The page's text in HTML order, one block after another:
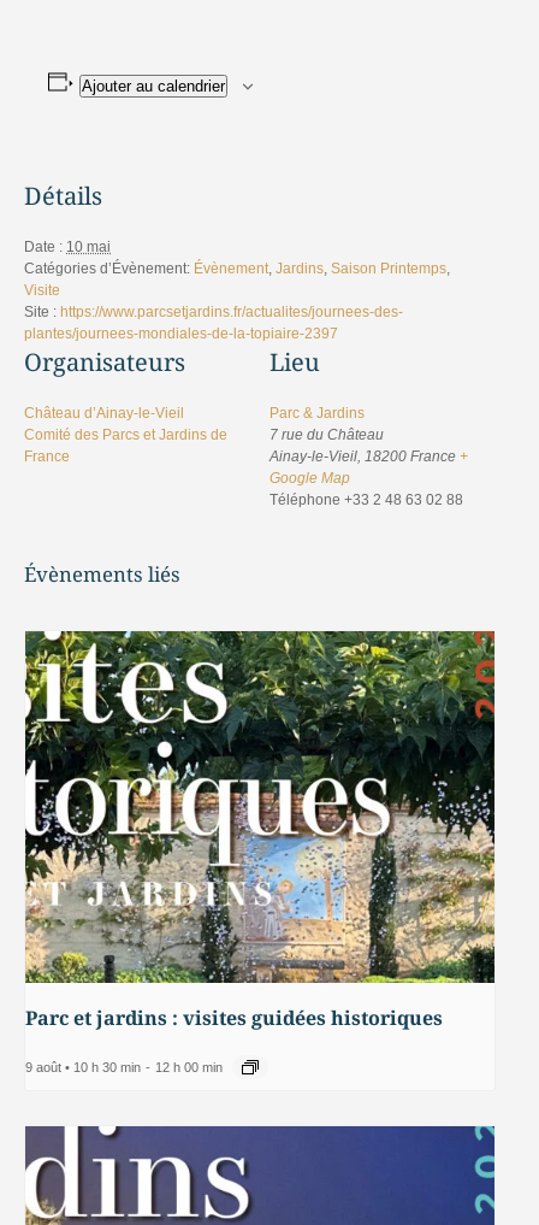
Ajouter au calendrier
Détails
Date : 10 mai
Catégories d’Évènement: Évènement Jardins Saison Printemps
Visite
Site : https://www.parcsetjardins.fr/actualites/journees-des-
plantes/journees-mondiales-de-la-topiaire-2397
Lieu
Parc & Jardins
7 rue du Château
Ainay-le-Vieil 18200 France +
Google Map
Téléphone +33 2 48 63 02 88
Organisateurs
Château d’Ainay-le-Vieil
Comité des Parcs et Jardins de
France
Évènements liés
Parc et jardins : visites guidées historiques
9 août • 10 h 30 min - 12 h 00 min